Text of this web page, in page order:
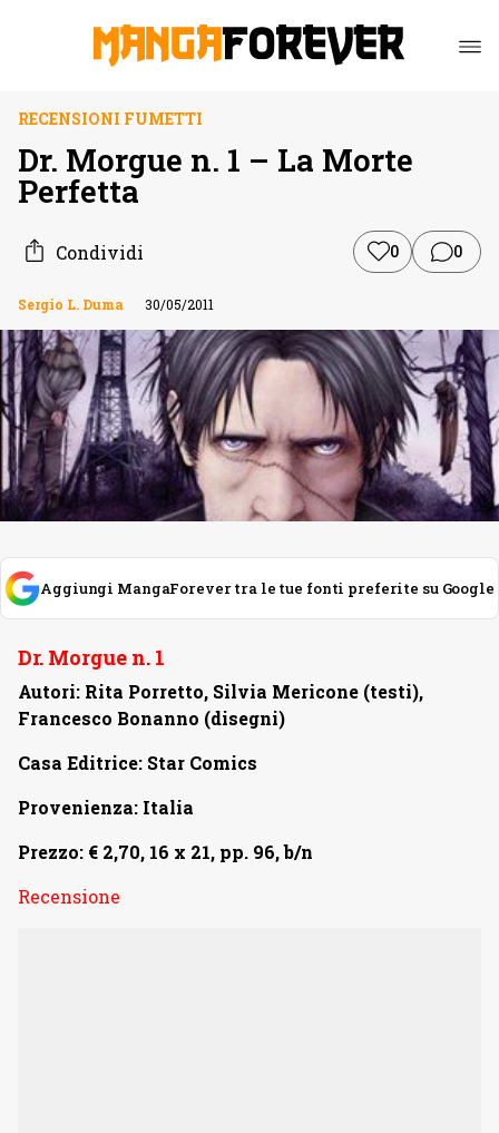
RECENSIONI FUMETTI
Dr. Morgue n. 1 – La Morte
Perfetta
Condividi 0 0
Sergio L. Duma 30/05/2011
Aggiungi MangaForever tra le tue fonti preferite su Google
Dr. Morgue n. 1
Autori: Rita Porretto, Silvia Mericone (testi),
Francesco Bonanno (disegni)
Casa Editrice: Star Comics
Provenienza: Italia
Prezzo: € 2,70, 16 x 21, pp. 96, b/n
Recensione